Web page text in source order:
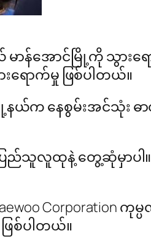
န်အောင်မြို့ကို သွားရော
ောက်မှု ဖြစ်ပါတယ်။
က နေစွမ်းအင်သုံး ဓာ
ပြည်သူလူထုနဲ့ တွေ့ဆုံမှာပ
Corporation ကုမ္
ြစ်ပါတယ်။